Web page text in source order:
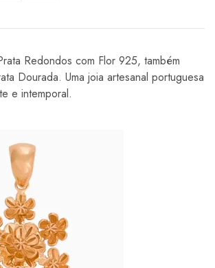
Redondos com Flor 925, também
Dourada. Uma joia artesanal portuguesa
e intemporal.